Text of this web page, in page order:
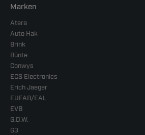
Marken
Atera
Auto Hak
Brink
Bünte
Conwys
ECS Electronics
Erich Jaeger
EUFAB/EAL
EVB
G.D.W.
G3